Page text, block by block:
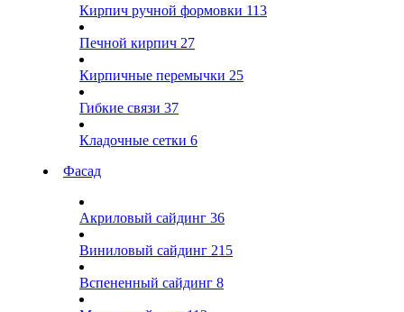
Кирпич ручной формовки 113
Печной кирпич 27
Кирпичные перемычки 25
Гибкие связи 37
Кладочные сетки 6
Фасад
Акриловый сайдинг 36
Виниловый сайдинг 215
Вспененный сайдинг 8